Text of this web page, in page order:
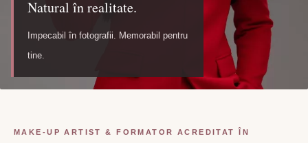
MAKE-UP ARTIST & FORMATOR ACREDITAT ÎN
Natural în realitate.
Impecabil în fotografii. Memorabil pentru
tine.